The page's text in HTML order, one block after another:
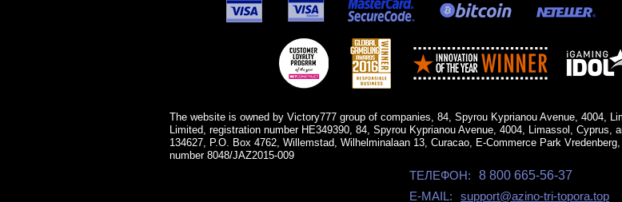
The website is owned by Victory777 group of companies, 84, Spyrou Kyprianou Avenue, 4004,
Limited, registration number HE349390, 84, Spyrou Kyprianou Avenue, 4004, Limassol, Cyprus,
134627, P.O. Box 4762, Willemstad, Wilhelminalaan 13, Curacao, E-Commerce Park
number 8048/JAZ2015-009
ТЕЛЕФОН:
8 800 665-56-37
E-MAIL:
support@azino-tri-topora.top